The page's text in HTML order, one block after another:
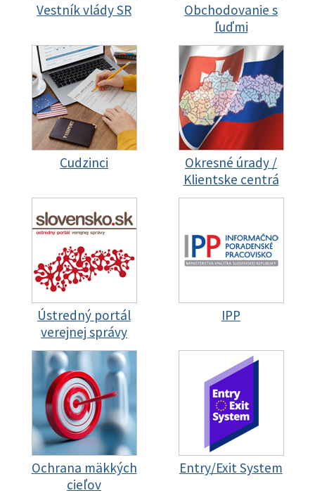
Vestník vlády SR
Obchodovanie s
ľuďmi
Cudzinci
Okresné úrady /
Klientske centrá
Ústredný portál
verejnej správy
IPP
Ochrana mäkkých
cieľov
Entry/Exit System